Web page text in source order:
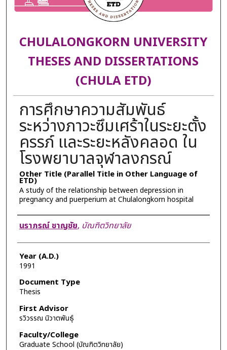
CHULALONGKORN UNIVERSITY
THESES AND DISSERTATIONS
(CHULA ETD)
การศึกษาความสัมพันธ์
ระหว่างภาวะซึมเศร้าในระยะตั้ง
ครรภ์ และระยะหลังคลอด ใน
โรงพยาบาลจุฬาลงกรณ์
Other Title (Parallel Title in Other Language of
ETD)
A study of the relationship between depression in
pregnancy and puerperium at Chulalongkorn hospital
Author
นราภรณ์ ชาญชัย, บัณฑิตวิทยาลัย
Year (A.D.)
1991
Document Type
Thesis
First Advisor
รวิวรรณ นิวาตพันธุ์
Faculty/College
Graduate School (บัณฑิตวิทยาลัย)